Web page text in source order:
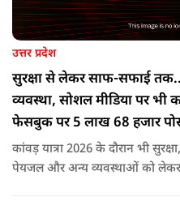
उत्तर प्रदेश
सुरक्षा से लेकर साफ-सफाई
व्यवस्था, सोशल मीडिया पर भी
फेसबुक पर 5 लाख 68 हजार
कांवड़ यात्रा 2026 के दौरान भी
पेयजल और अन्य व्यवस्थाओं को लेकर